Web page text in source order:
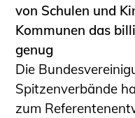
von Schulen und
Kommunen das
genug
Die
Spitzenverbände
zum